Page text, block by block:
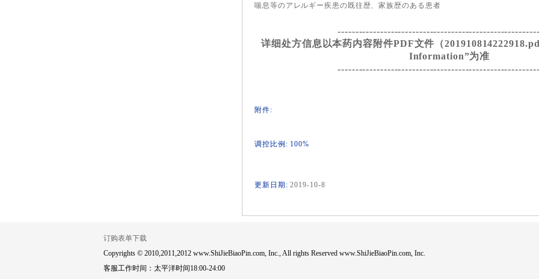
喘息等のアレルギー疾患の既往歴、家族歴のある患者
详细处方信息以本药内容附件PDF文件（
Information”为准
附件:
调控比例: 100%
更新日期: 2019-10-8
订购表单下载
Copyrights © 2010,2011,2012 www.ShiJieBiaoPin.com, Inc., All rights Reserved www.ShiJieBiaoPin.com, Inc.
客服工作时间：太平洋时间18:00-24:00